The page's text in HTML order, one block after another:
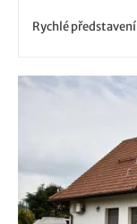
Rychlépředstavení